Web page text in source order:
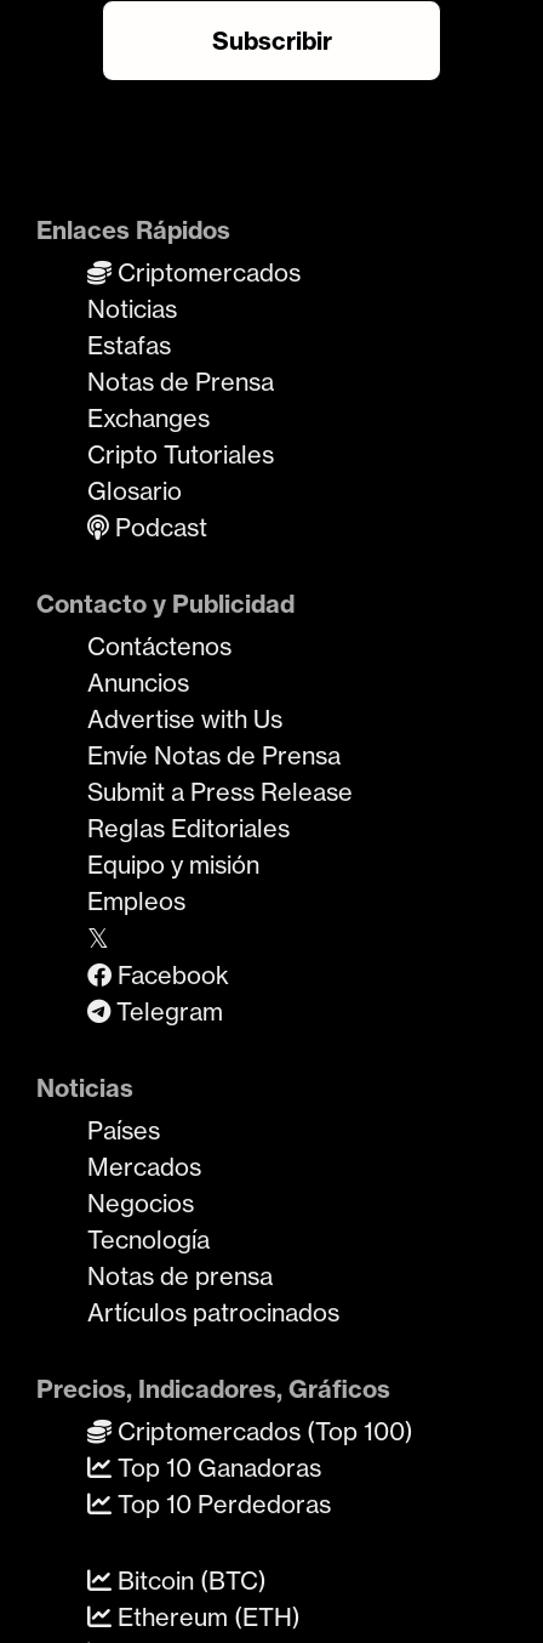
Enlaces Rápidos
Criptomercados
Noticias
Estafas
Notas de Prensa
Exchanges
Cripto Tutoriales
Glosario
Podcast
Contacto y Publicidad
Contáctenos
Anuncios
Advertise with Us
Envíe Notas de Prensa
Submit a Press Release
Reglas Editoriales
Equipo y misión
Empleos
𝕏
Facebook
Telegram
Noticias
Países
Mercados
Negocios
Tecnología
Notas de prensa
Artículos patrocinados
Precios, Indicadores, Gráficos
Criptomercados (Top 100)
Top 10 Ganadoras
Top 10 Perdedoras
Bitcoin (BTC)
Ethereum (ETH)